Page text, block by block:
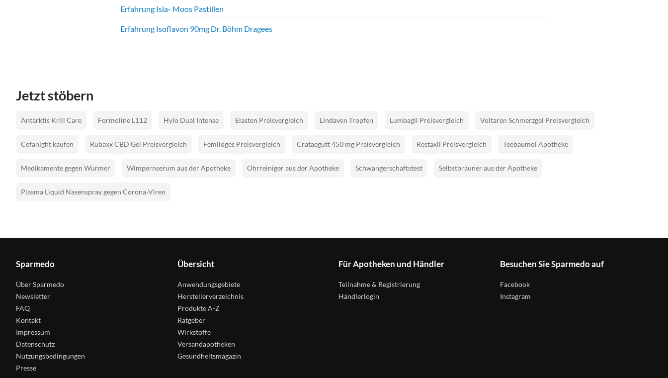
Erfahrung Isla- Moos Pastillen
Erfahrung Isoflavon 90mg Dr. Böhm Dragees
Jetzt stöbern
Antarktis Krill Care Formoline L112 Hylo Dual Intense Elasten Preisvergleich Lindaven Tropfen Lumbagil Preisvergleich Voltaren Schmerzgel Preisvergleich
Cefanight kaufen Rubaxx CBD Gel Preisvergleich Femiloges Preisvergleich Crataegutt 450 mg Preisvergleich Restaxil Preisvergleich Teebaumöl Apotheke
Medikamente gegen Würmer Wimpernserum aus der Apotheke Ohrreiniger aus der Apotheke Schwangerschaftstest Selbstbräuner aus der Apotheke
Plasma Liquid Nasenspray gegen Corona-Viren
Sparmedo
Über Sparmedo
Newsletter
FAQ
Kontakt
Impressum
Datenschutz
Nutzungsbedingungen
Presse
Übersicht
Anwendungsgebiete
Herstellerverzeichnis
Produkte A-Z
Ratgeber
Wirkstoffe
Versandapotheken
Gesundheitsmagazin
Für Apotheken und Händler
Teilnahme & Registrierung
Händlerlogin
Besuchen Sie Sparmedo auf
Facebook
Instagram